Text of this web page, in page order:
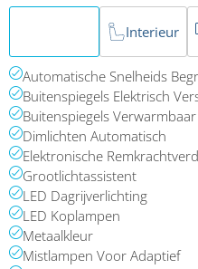
Interieur
Automatische Snelheids
Buitenspiegels Elektrisch
Buitenspiegels Verwarmbaar
Dimlichten Automatisch
Elektronische
Grootlichtassistent
LED Dagrijverlichting
LED Koplampen
Metaalkleur
Mistlampen Voor Adaptief